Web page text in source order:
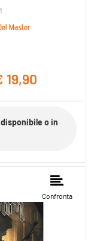
Master
19,90
o in
Confronta